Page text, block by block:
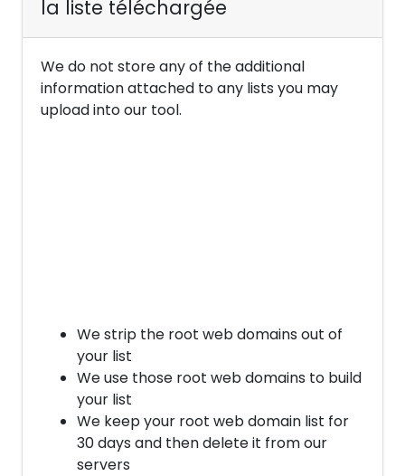
la liste téléchargée
We do not store any of the additional
information attached to any lists you may
upload into our tool.
We strip the root web domains out of
your list
We use those root web domains to build
your list
We keep your root web domain list for
30 days and then delete it from our
servers